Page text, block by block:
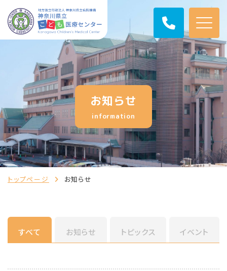
お知らせ
information
トップページ お知らせ
すべて お知らせ トピックス イベント